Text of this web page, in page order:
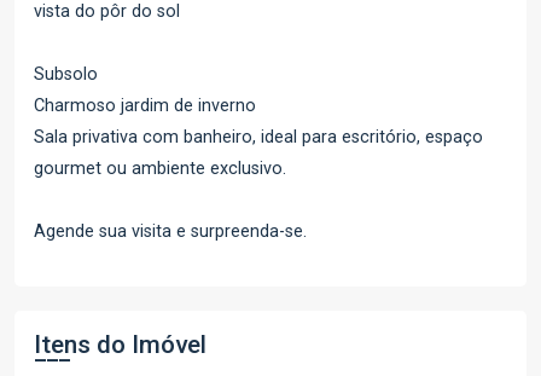
vista do pôr do sol
Subsolo
Charmoso jardim de inverno
Sala privativa com banheiro, ideal para escritório, espaço
gourmet ou ambiente exclusivo.
Agende sua visita e surpreenda-se.
Itens do Imóvel